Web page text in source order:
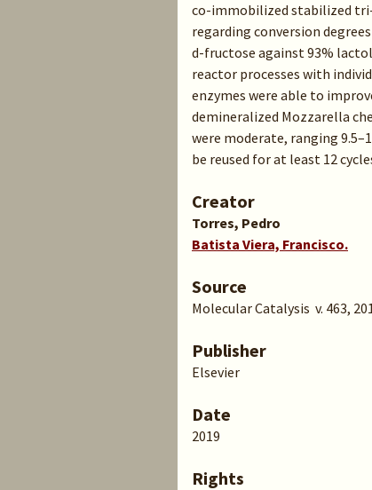
co-immobilized stabilized
regarding conversion
d-fructose against 93%
reactor processes with
enzymes were able to
demineralized Mozzarella
were moderate, ranging
be reused for at least 12
Creator
Torres, Pedro
Batista Viera, Francisco.
Source
Molecular Catalysis v. 463,
Publisher
Elsevier
Date
2019
Rights